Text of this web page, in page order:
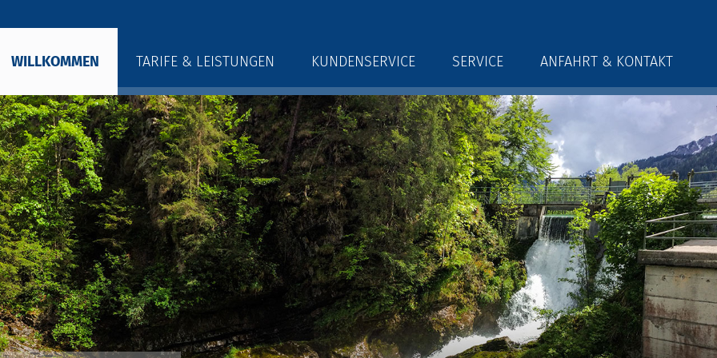
WILLKOMMEN TARIFE & LEISTUNGEN KUNDENSERVICE SERVICE ANFAHRT & KONTAKT